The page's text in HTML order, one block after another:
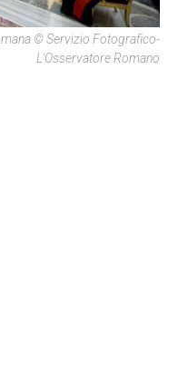
© Servizio Fotografico-
L'Osservatore Romano